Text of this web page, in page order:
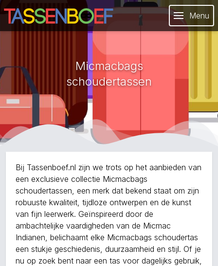
Menu
Micmacbags
schoudertassen
Bij Tassenboef.nl zijn we trots op het aanbieden van
een exclusieve collectie Micmacbags
schoudertassen, een merk dat bekend staat om zijn
robuuste kwaliteit, tijdloze ontwerpen en de kunst
van fijn leerwerk. Geïnspireerd door de
ambachtelijke vaardigheden van de Micmac
Indianen, belichaamt elke Micmacbags schoudertas
een stukje geschiedenis, duurzaamheid en stijl. Of je
nu op zoek bent naar een tas voor dagelijks gebruik,